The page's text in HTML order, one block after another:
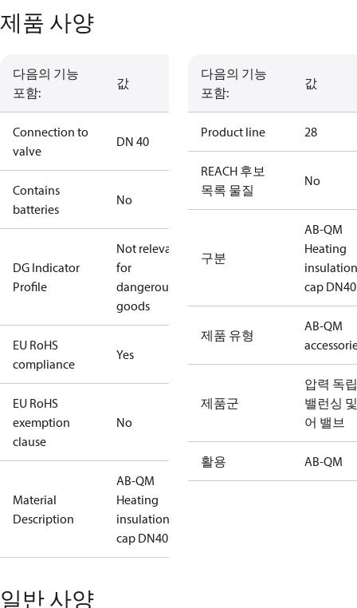
제품 사양
다음의 기능
포함:
값
Connection to
valve
DN 40
Contains
batteries
No
DG Indicator
Profile
Not relevant
for
dangerous
goods
EU RoHS
compliance
Yes
EU RoHS
exemption
clause
No
Material
Description
AB-QM
Heating
insulation
cap DN40
다음의 기능
포함:
값
Product line 28
REACH 후보
목록 물질
No
구분
AB-QM
Heating
insulation
cap DN40
제품 유형
AB-QM
제품군
압력 독
밸런싱
어 밸브
활용 AB-QM
일반 사양